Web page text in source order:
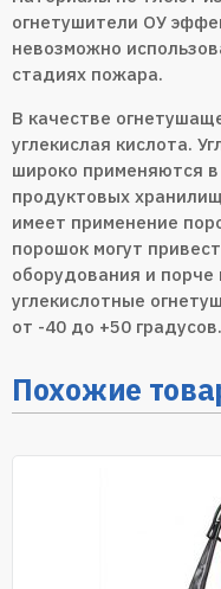
огнетушители ОУ
невозможно
стадиях пожара.
В качестве
углекислая кислота.
широко применяются
продуктовых
имеет применение
порошок могут
оборудования и
углекислотные
от -40 до +50 градусов.
Похожие